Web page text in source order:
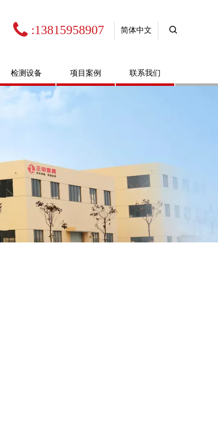
 :13815958907 简体中文
检测设备 项目案例 联系我们